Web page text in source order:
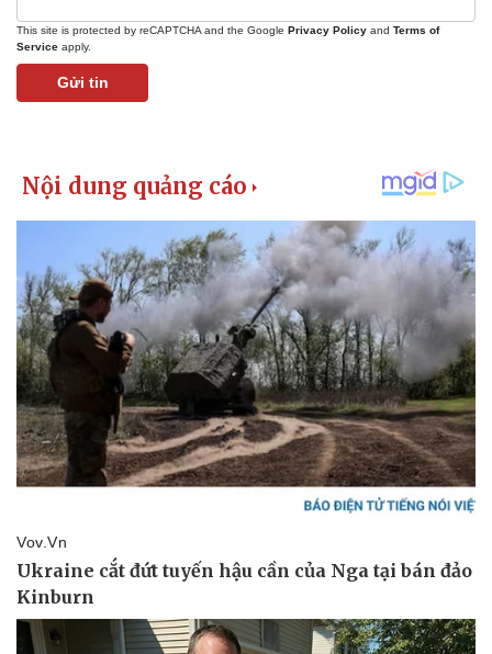
This site is protected by reCAPTCHA and the Google Privacy Policy and Terms of
Service apply.
Gửi tin